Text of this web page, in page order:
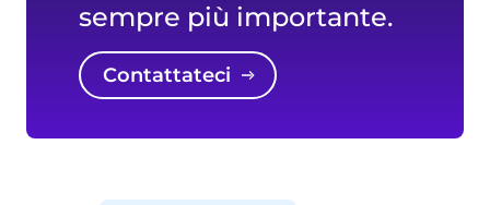
sempre più importante.
Contattateci